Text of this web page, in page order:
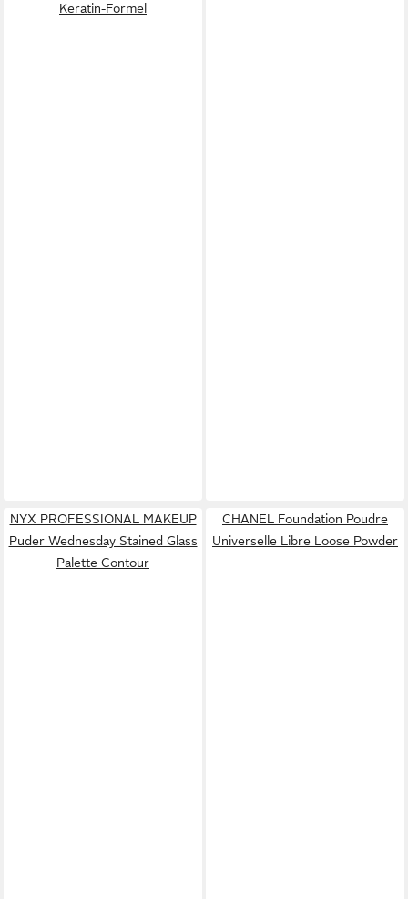
Keratin-Formel
NYX PROFESSIONAL MAKEUP
Puder Wednesday Stained Glass
Palette Contour
CHANEL Foundation Poudre
Universelle Libre Loose Powder